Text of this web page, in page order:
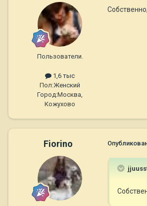
Пользователи.
1,6 тыс
Пол:Женский
Город:Москва,
Кожухово
Fiorino